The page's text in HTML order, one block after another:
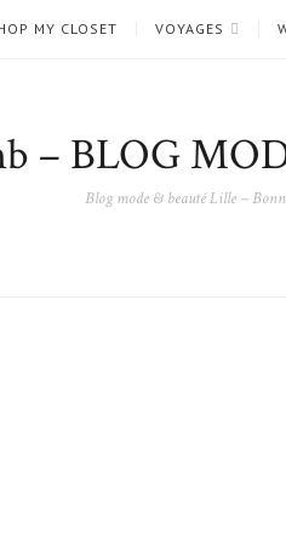
MY CLOSET VOYAGES
– BLOG
Blog mode & beauté Lille –